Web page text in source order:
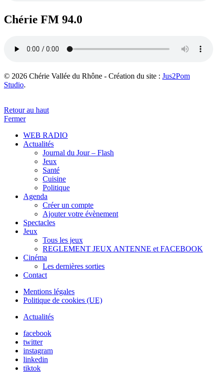
Chérie FM 94.0
© 2026 Chérie Vallée du Rhône - Création du site : Jus2Pom
Studio.
Retour au haut
Fermer
WEB RADIO
Actualités
Journal du Jour – Flash
Jeux
Santé
Cuisine
Politique
Agenda
Créer un compte
Ajouter votre évènement
Spectacles
Jeux
Tous les jeux
REGLEMENT JEUX ANTENNE et FACEBOOK
Cinéma
Les dernières sorties
Contact
Mentions légales
Politique de cookies (UE)
Actualités
facebook
twitter
instagram
linkedin
tiktok